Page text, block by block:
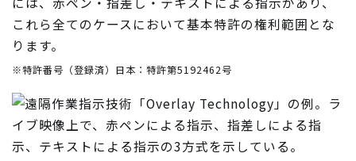
これら全てのケースにおいて基本特許の権利範囲とな
ります。
※特許番号（登録済）日本：特許第5192462号